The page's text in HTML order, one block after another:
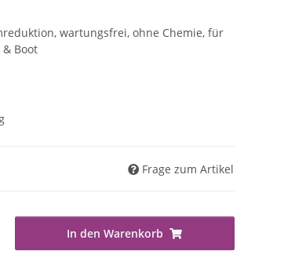
wartungsfrei, ohne Chemie, für
Boot
Frage zum Artikel
In den Warenkorb